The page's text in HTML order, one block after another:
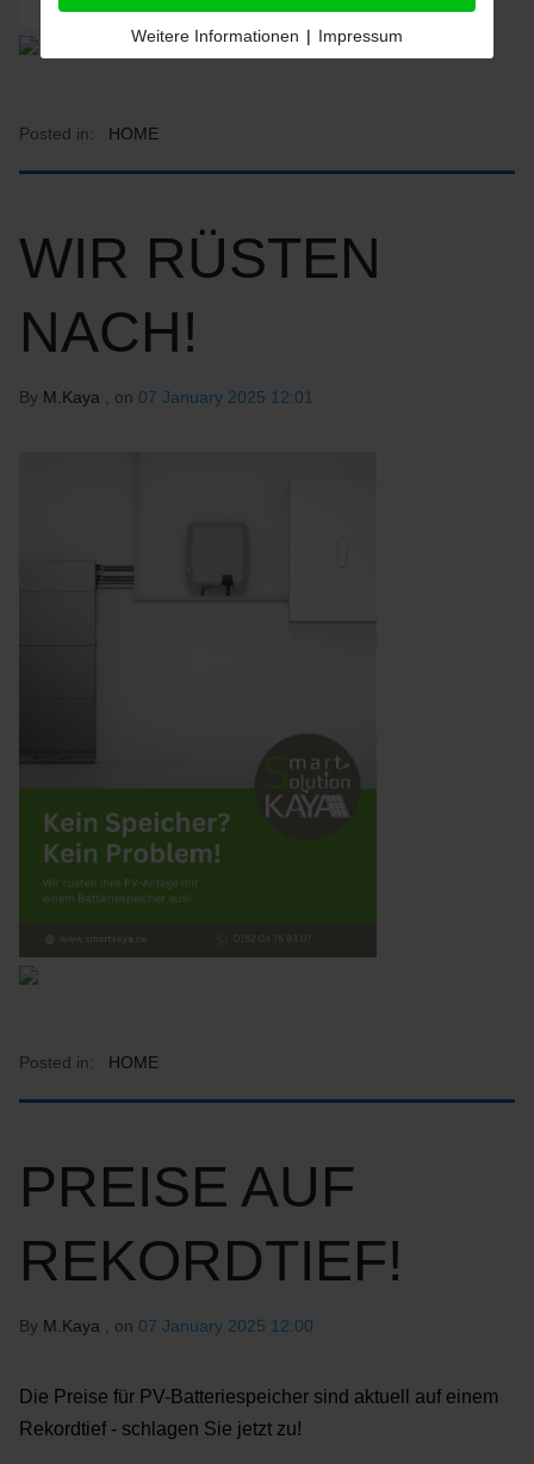
Posted in: HOME
WIR RÜSTEN
NACH!
By M.Kaya , on 07 January 2025 12:01
Posted in: HOME
PREISE AUF
REKORDTIEF!
By M.Kaya , on 07 January 2025 12:00
Die Preise für PV-Batteriespeicher sind aktuell auf einem
Rekordtief - schlagen Sie jetzt zu!
Weitere Informationen | Impressum